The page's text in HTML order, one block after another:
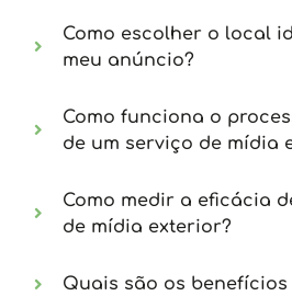
Como escolher o local
meu anúncio?
Como funciona o
de um serviço de mídia
Como medir a eficácia
de mídia exterior?
Quais são os